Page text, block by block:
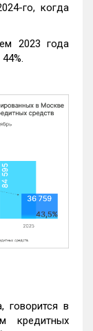
го, когда
2023 года
говорится в
кредитных